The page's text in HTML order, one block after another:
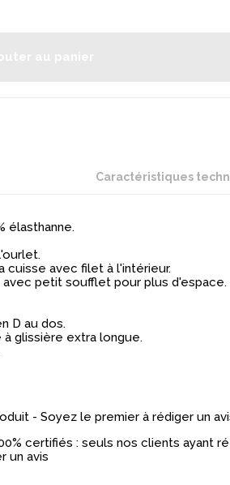
Caractéristiques
élasthanne.
cuisse avec filet à l'intérieur.
petit soufflet pour plus d'espace.
D au dos.
glissière extra longue.
- Soyez le premier à rédiger un
certifiés : seuls nos clients ayant
un avis